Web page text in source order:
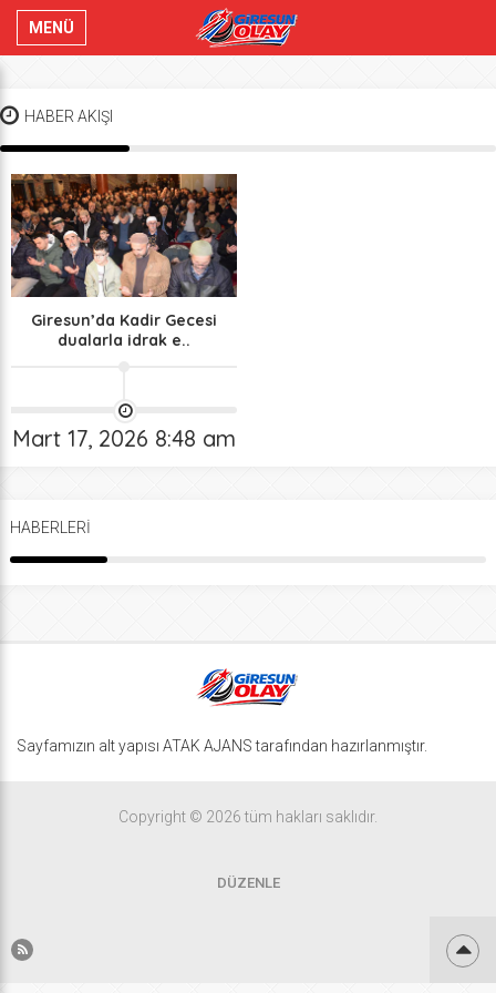
MENÜ
HABER AKIŞI
Giresun’da Kadir Gecesi
dualarla idrak e..
Mart 17, 2026 8:48 am
HABERLERİ
Sayfamızın alt yapısı ATAK AJANS tarafından hazırlanmıştır.
Copyright © 2026 tüm hakları saklıdır.
DÜZENLE